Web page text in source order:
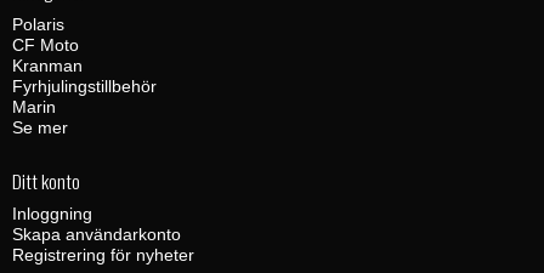
Polaris
CF Moto
Kranman
Fyrhjulingstillbehör
Marin
Se mer
Ditt konto
Inloggning
Skapa användarkonto
Registrering för nyheter